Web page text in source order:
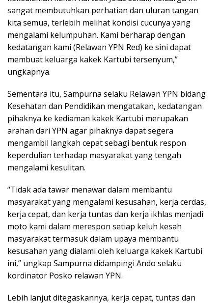
sangat membutuhkan perhatian dan uluran tangan
kita semua, terlebih melihat kondisi cucunya yang
mengalami kelumpuhan. Kami berharap dengan
kedatangan kami (Relawan YPN Red) ke sini dapat
membuat keluarga kakek Kartubi tersenyum,”
ungkapnya.
Sementara itu, Sampurna selaku Relawan YPN bidang
Kesehatan dan Pendidikan mengatakan, kedatangan
pihaknya ke kediaman kakek Kartubi merupakan
arahan dari YPN agar pihaknya dapat segera
mengambil langkah cepat sebagi bentuk respon
keperdulian terhadap masyarakat yang tengah
mengalami kesulitan.
“Tidak ada tawar menawar dalam membantu
masyarakat yang mengalami kesusahan, kerja cerdas,
kerja cepat, dan kerja tuntas dan kerja ikhlas menjadi
moto kami dalam merespon setiap keluh kesah
masyarakat termasuk dalam upaya membantu
kesusahan yang dialami oleh keluarga kakek Kartubi
ini,” ungkap Sampurna didampingi Ando selaku
kordinator Posko relawan YPN.
Lebih lanjut ditegaskannya, kerja cepat, tuntas dan